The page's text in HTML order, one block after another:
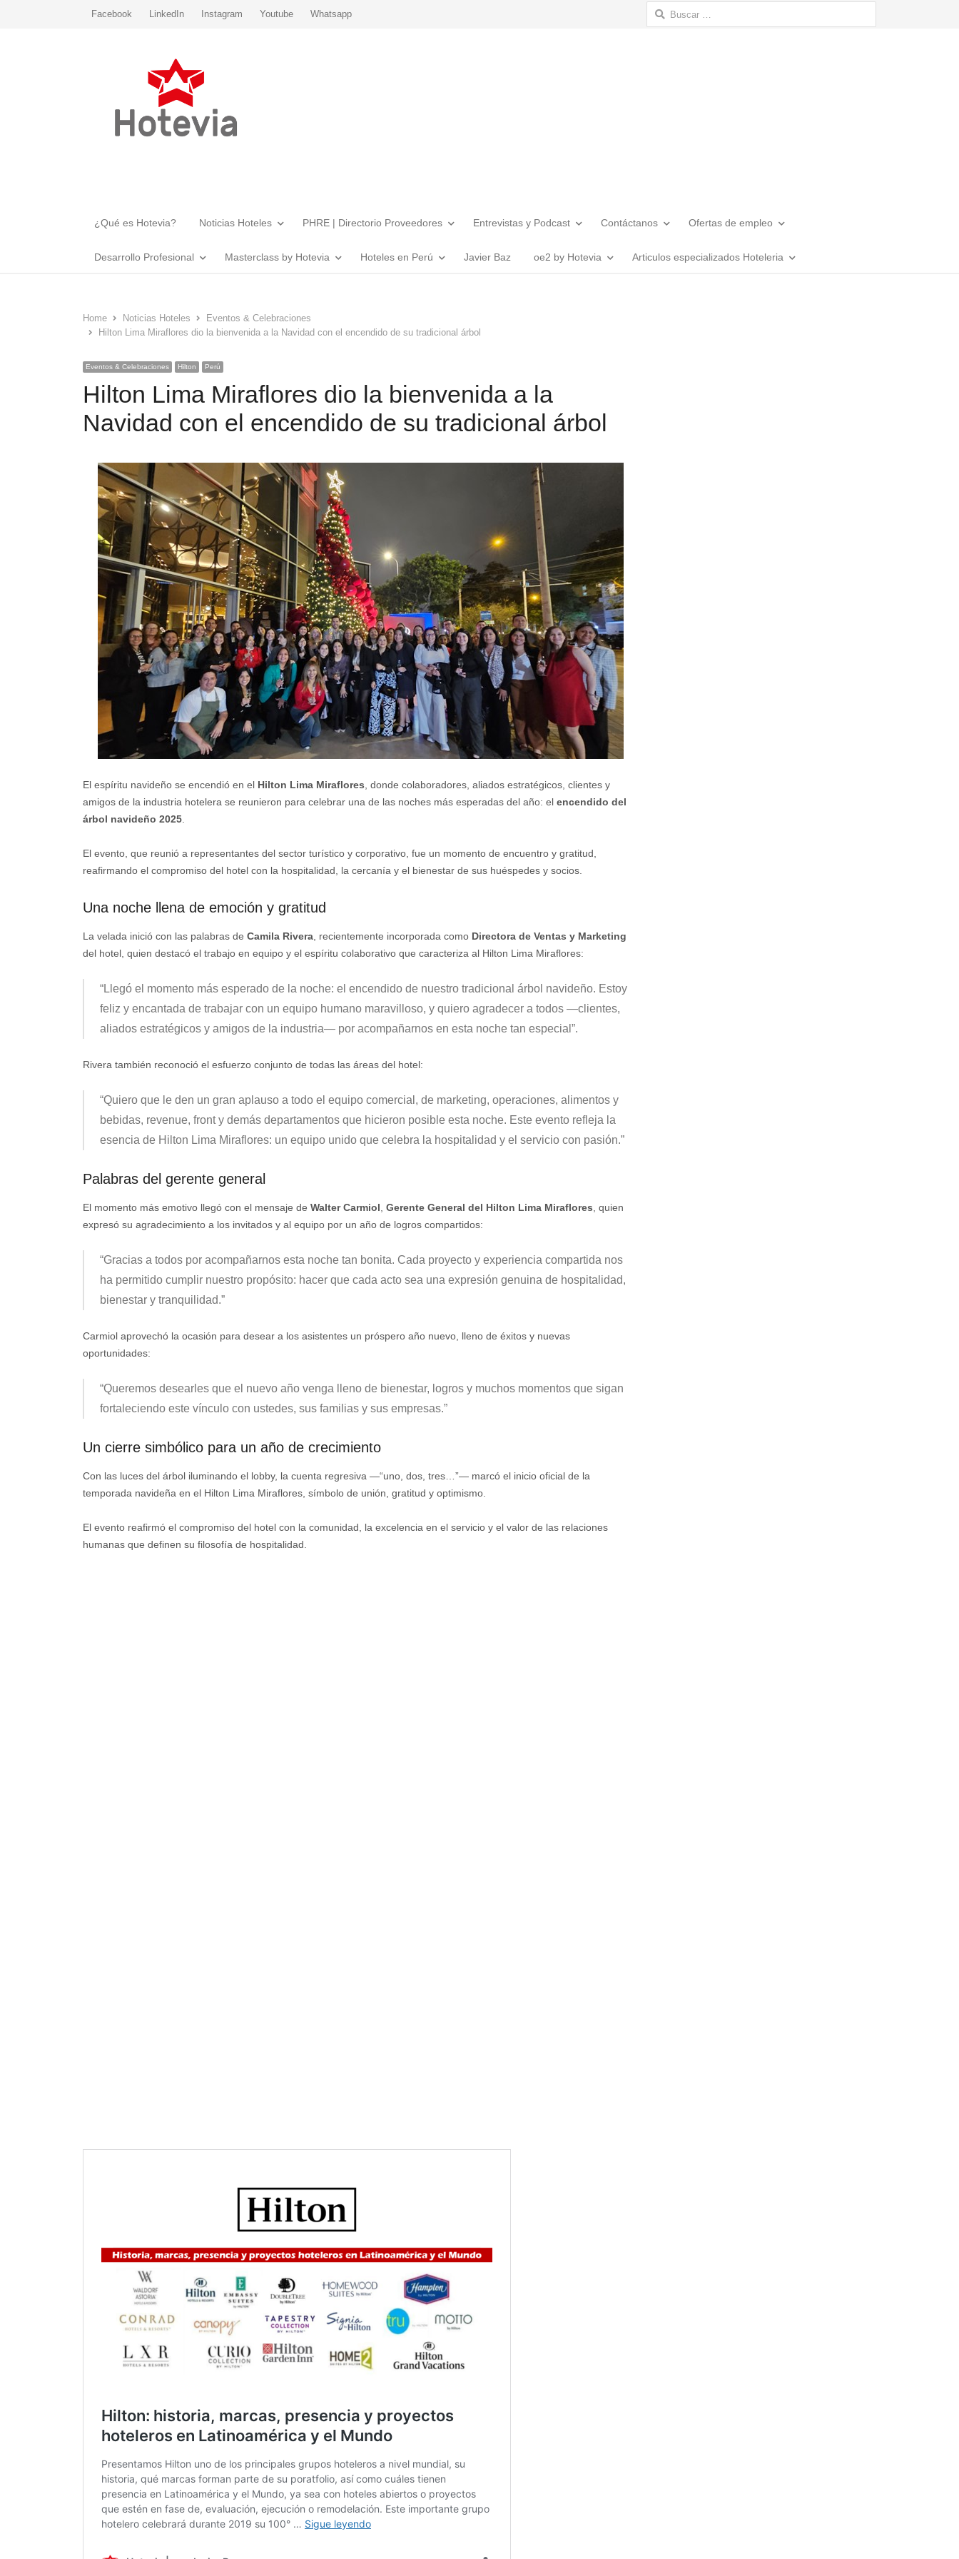
Facebook LinkedIn Instagram Youtube Whatsapp Buscar:
¿Qué es Hotevia? Noticias Hoteles PHRE | Directorio Proveedores Entrevistas y Podcast Contáctanos Ofertas de empleo
Desarrollo Profesional Masterclass by Hotevia Hoteles en Perú Javier Baz oe2 by Hotevia Articulos especializados Hoteleria
Home Noticias Hoteles
Eventos & Celebraciones
Hilton Lima Miraflores dio la bienvenida a la Navidad con el encendido de su tradicional árbol
Eventos & Celebraciones Hilton Perú
Hilton Lima Miraflores dio la bienvenida a la
Navidad con el encendido de su tradicional árbol
El espíritu navideño se encendió en el Hilton Lima Miraflores , donde colaboradores, aliados estratégicos, clientes y
amigos de la industria hotelera se reunieron para celebrar una de las noches más esperadas del año: el encendido del
árbol navideño 2025
El evento, que reunió a representantes del sector turístico y corporativo, fue un momento de encuentro y gratitud,
reafirmando el compromiso del hotel con la hospitalidad, la cercanía y el bienestar de sus huéspedes y socios.
Una noche llena de emoción y gratitud
La velada inició con las palabras de Camila Rivera , recientemente incorporada como Directora de Ventas y Marketing
del hotel, quien destacó el trabajo en equipo y el espíritu colaborativo que caracteriza al Hilton Lima Miraflores:
“Llegó el momento más esperado de la noche: el encendido de nuestro tradicional árbol navideño. Estoy
feliz y encantada de trabajar con un equipo humano maravilloso, y quiero agradecer a todos —clientes,
aliados estratégicos y amigos de la industria— por acompañarnos en esta noche tan especial”.
Rivera también reconoció el esfuerzo conjunto de todas las áreas del hotel:
“Quiero que le den un gran aplauso a todo el equipo comercial, de marketing, operaciones, alimentos y
bebidas, revenue, front y demás departamentos que hicieron posible esta noche. Este evento refleja la
esencia de Hilton Lima Miraflores: un equipo unido que celebra la hospitalidad y el servicio con pasión.”
Palabras del gerente general
El momento más emotivo llegó con el mensaje de Walter Carmiol Gerente General del Hilton Lima Miraflores , quien
expresó su agradecimiento a los invitados y al equipo por un año de logros compartidos:
“Gracias a todos por acompañarnos esta noche tan bonita. Cada proyecto y experiencia compartida nos
ha permitido cumplir nuestro propósito: hacer que cada acto sea una expresión genuina de hospitalidad,
bienestar y tranquilidad.”
Carmiol aprovechó la ocasión para desear a los asistentes un próspero año nuevo, lleno de éxitos y nuevas
oportunidades:
“Queremos desearles que el nuevo año venga lleno de bienestar, logros y muchos momentos que sigan
fortaleciendo este vínculo con ustedes, sus familias y sus empresas.”
Un cierre simbólico para un año de crecimiento
Con las luces del árbol iluminando el lobby, la cuenta regresiva —“uno, dos, tres…”— marcó el inicio oficial de la
temporada navideña en el Hilton Lima Miraflores, símbolo de unión, gratitud y optimismo.
El evento reafirmó el compromiso del hotel con la comunidad, la excelencia en el servicio y el valor de las relaciones
humanas que definen su filosofía de hospitalidad.